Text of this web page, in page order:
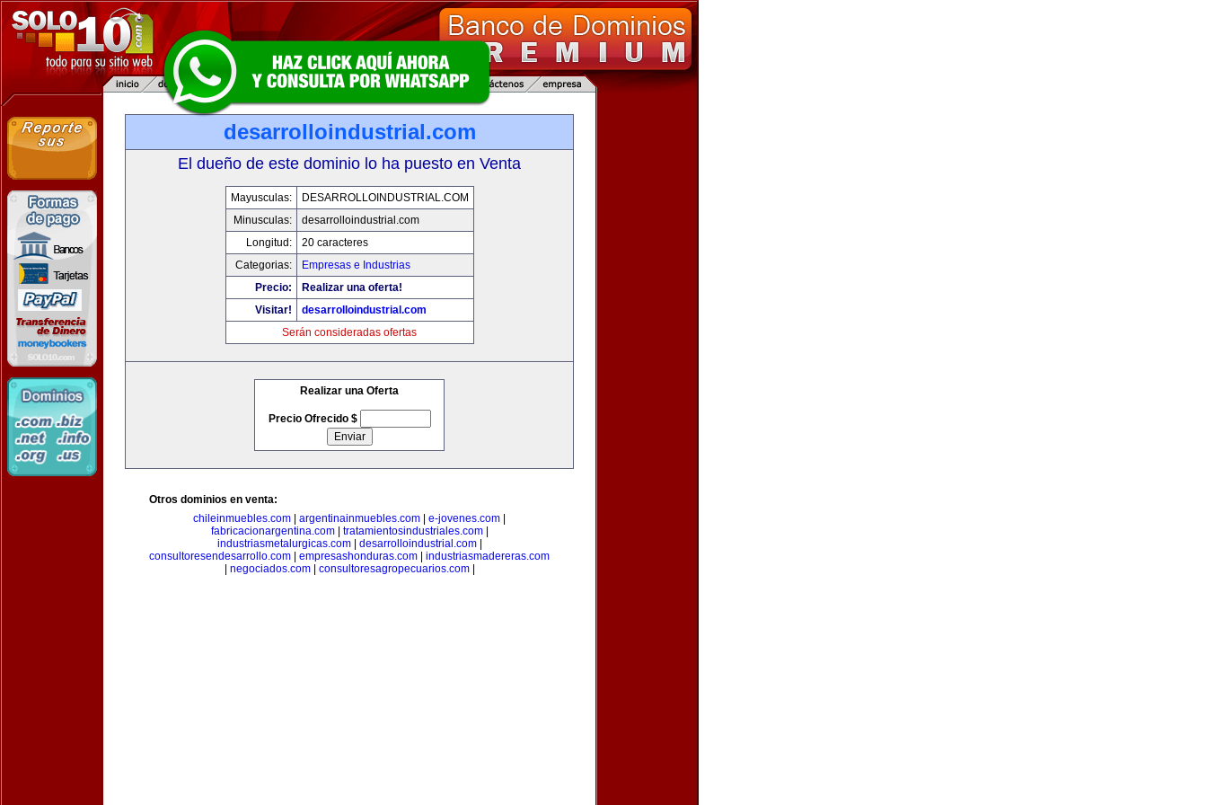
desarrolloindustrial.com
El dueño de este dominio lo ha puesto en Venta
Mayusculas:
DESARROLLOINDUSTRIAL.COM
Minusculas:
desarrolloindustrial.com
Longitud:
20 caracteres
Categorias:
Empresas e Industrias
Precio:
Realizar una oferta!
Visitar!
desarrolloindustrial.com
Serán consideradas ofertas
Realizar una Oferta
Precio Ofrecido $
Otros dominios en venta:
chileinmuebles.com
argentinainmuebles.com e-jovenes.com
fabricacionargentina.com| tratamientosindustriales.com|
industriasmetalurgicas.com| desarrolloindustrial.com|
consultoresendesarrollo.com
empresashonduras.com
industriasmadereras.com
negociados.com| consultoresagropecuarios.com|